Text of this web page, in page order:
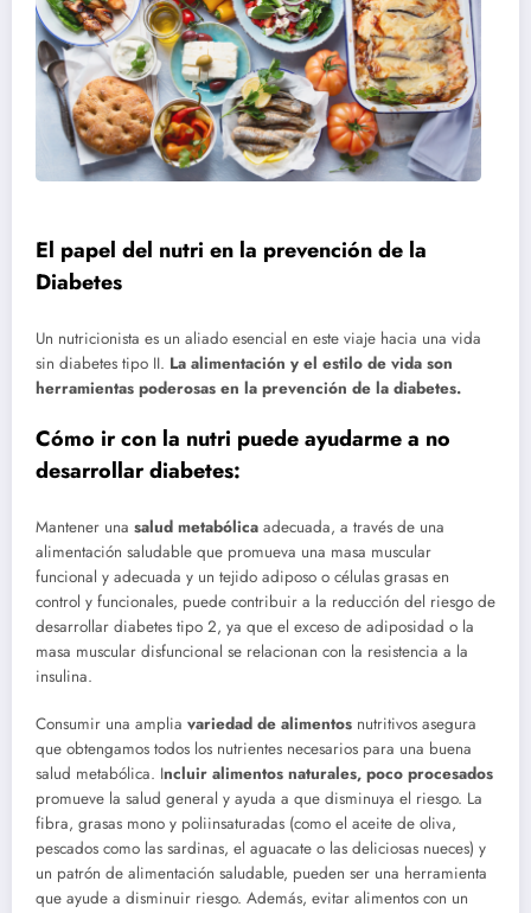
El papel del nutri en la prevención de la
Diabetes
Un nutricionista es un aliado esencial en este viaje hacia una vida
sin diabetes tipo II. La alimentación y el estilo de vida son
herramientas poderosas en la prevención de la diabetes.
Cómo ir con la nutri puede ayudarme a no
desarrollar diabetes:
Mantener una salud metabólica adecuada, a través de una
alimentación saludable que promueva una masa muscular
funcional y adecuada y un tejido adiposo o células grasas en
control y funcionales, puede contribuir a la reducción del riesgo de
desarrollar diabetes tipo 2, ya que el exceso de adiposidad o la
masa muscular disfuncional se relacionan con la resistencia a la
insulina.
Consumir una amplia variedad de alimentos nutritivos asegura
que obtengamos todos los nutrientes necesarios para una buena
salud metabólica. Incluir alimentos naturales, poco procesados
promueve la salud general y ayuda a que disminuya el riesgo. La
fibra, grasas mono y poliinsaturadas (como el aceite de oliva,
pescados como las sardinas, el aguacate o las deliciosas nueces) y
un patrón de alimentación saludable, pueden ser una herramienta
que ayude a disminuir riesgo. Además, evitar alimentos con un